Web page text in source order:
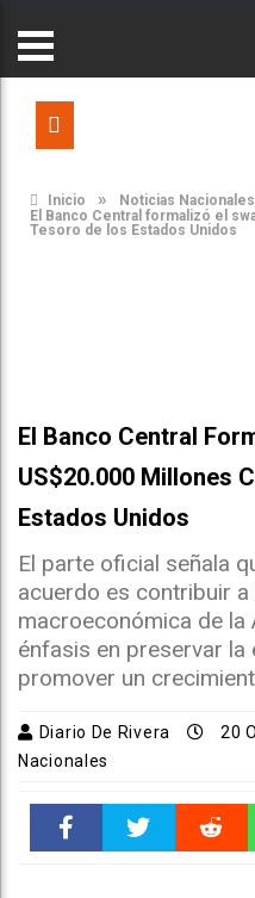
Inicio » Noticias Nacionales
El Banco Central formalizó el
Tesoro de los Estados Unidos
El Banco Central
US$20.000 Millones
Estados Unidos
El parte oficial señala
acuerdo es contribuir
macroeconómica de la
énfasis en preservar
promover un
Diario De Rivera 20
Nacionales